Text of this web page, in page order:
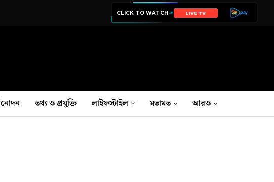
CLICK TO WATCH LIVE TV
তথ‍্য ও প্রযুক্তি লাইফস্টাইল মতামত আরও